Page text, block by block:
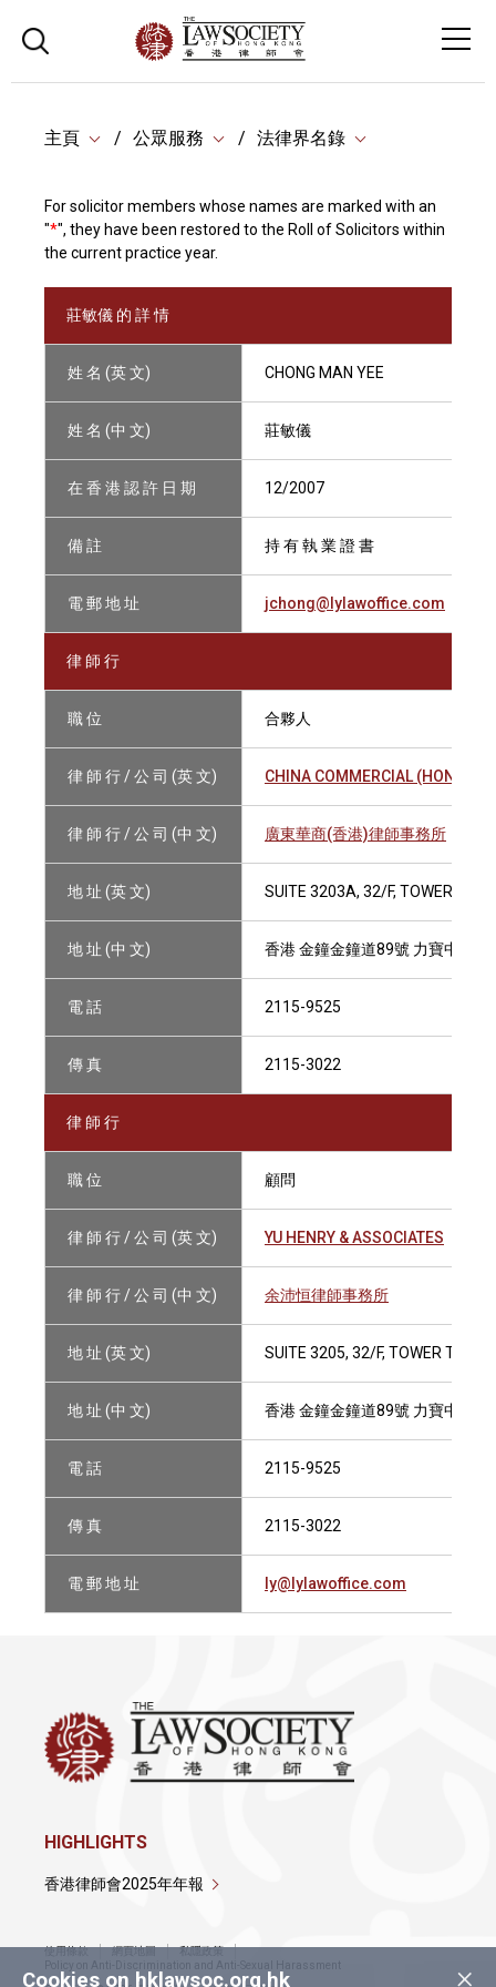
主頁 公眾服務 法律界名錄
For solicitor members whose names are marked with an
"*", they have been restored to the Roll of Solicitors within
the current practice year.
莊敏儀 的 詳 情
姓 名 (英 文) CHONG MAN YEE
姓 名 (中 文) 莊敏儀
在 香 港 認 許 日 期 12/2007
備 註 持 有 執 業 證 書
電 郵 地 址 jchong@lylawoffice.com
律 師 行
職 位 合夥人
律 師 行 / 公 司 (英 文) CHINA COMMERCIAL (HONG
律 師 行 / 公 司 (中 文) 廣東華商(香港)律師事務所
地 址 (英 文) SUITE 3203A, 32/F, TOWER TWO,
地 址 (中 文) 香港 金鐘金鐘道89號 力寶中心
電 話 2115-9525
傳 真 2115-3022
律 師 行
職 位 顧問
律 師 行 / 公 司 (英 文) YU HENRY & ASSOCIATES
律 師 行 / 公 司 (中 文) 余沛恒律師事務所
地 址 (英 文) SUITE 3205, 32/F, TOWER TWO,
地 址 (中 文) 香港 金鐘金鐘道89號 力寶中心
電 話 2115-9525
傳 真 2115-3022
電 郵 地 址 ly@lylawoffice.com
×
Cookies on hklawsoc.org.hk
HIGHLIGHTS
香港律師會2025年年報
使用條款 網頁地圖
私隱政策
Policy on Anti-Discrimination and Anti-Sexual Harassment